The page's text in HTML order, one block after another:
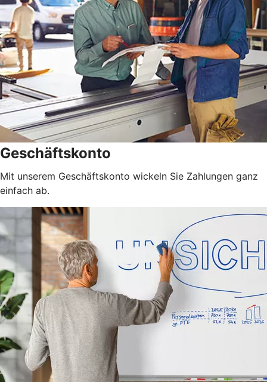
Geschäftskonto
Mit unserem Geschäftskonto wickeln Sie Zahlungen ganz
einfach ab.